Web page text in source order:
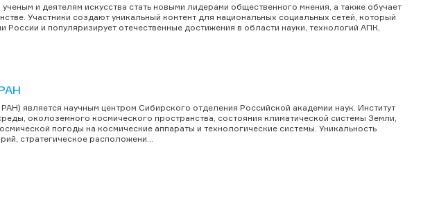
и деятелям искусства стать новыми лидерами общественного мнения, а также обучает
Участники создают уникальный контент для национальных социальных сетей, который
и популяризирует отечественные достижения в области науки, технологий АПК,
является научным центром Сибирского отделения Российской академии наук. Институт
околоземного космического пространства, состояния климатической системы Земли,
погоды на космические аппараты и технологические системы. Уникальность
стратегическое расположени...